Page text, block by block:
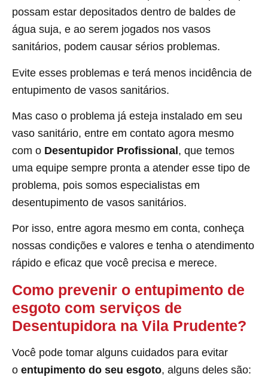
possam estar depositados dentro de baldes de
água suja, e ao serem jogados nos vasos
sanitários, podem causar sérios problemas.
Evite esses problemas e terá menos incidência de
entupimento de vasos sanitários.
Mas caso o problema já esteja instalado em seu
vaso sanitário, entre em contato agora mesmo
com o Desentupidor Profissional, que temos
uma equipe sempre pronta a atender esse tipo de
problema, pois somos especialistas em
desentupimento de vasos sanitários.
Por isso, entre agora mesmo em conta, conheça
nossas condições e valores e tenha o atendimento
rápido e eficaz que você precisa e merece.
Como prevenir o entupimento de
esgoto com serviços de
Desentupidora na Vila Prudente?
Você pode tomar alguns cuidados para evitar
o entupimento do seu esgoto, alguns deles são: